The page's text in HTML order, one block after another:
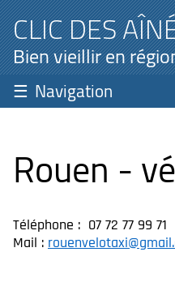
CLIC DES
Bien vieillir en
Navigation
Rouen -
Téléphone : 07 72 77 99 71
Mail :